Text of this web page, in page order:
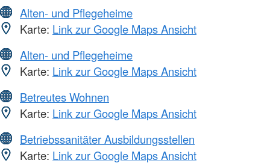
Alten- und Pflegeheime
Karte: Link zur Google Maps Ansicht
Alten- und Pflegeheime
Karte: Link zur Google Maps Ansicht
Betreutes Wohnen
Karte: Link zur Google Maps Ansicht
Betriebssanitäter Ausbildungsstellen
Karte: Link zur Google Maps Ansicht